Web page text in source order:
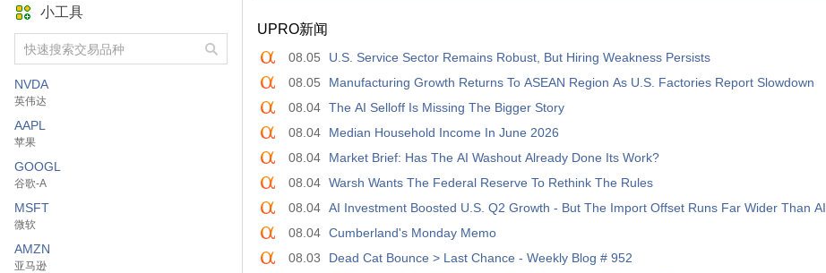
小工具
NVDA
英伟达
AAPL
苹果
GOOGL
谷歌-A
MSFT
微软
AMZN
亚马逊
UPRO新闻
08.05
U.S. Service Sector Remains Robust, But Hiring Weakness Persists
08.05
Manufacturing Growth Returns To ASEAN Region As U.S. Factories Report Slowdown
08.04 The AI Selloff Is Missing The Bigger Story
08.04
Median Household Income In June 2026
08.04
Market Brief: Has The AI Washout Already Done Its Work?
08.04 Warsh Wants The Federal Reserve To Rethink The Rules
08.04 AI Investment Boosted U.S. Q2 Growth - But The Import Offset Runs Far Wider Than AI
08.04 Cumberland's Monday Memo
08.03
Dead Cat Bounce > Last Chance - Weekly Blog # 952